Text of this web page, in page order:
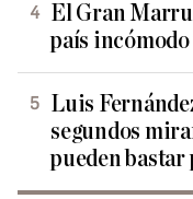
El Gran
país
Luis
segundos
pueden bastar